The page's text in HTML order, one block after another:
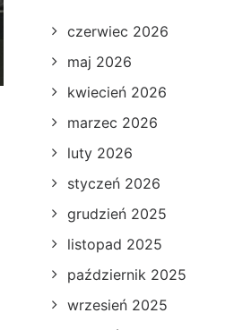
czerwiec 2026
maj 2026
kwiecień 2026
marzec 2026
luty 2026
styczeń 2026
grudzień 2025
listopad 2025
październik 2025
wrzesień 2025